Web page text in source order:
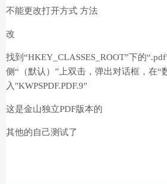
不能更改打开方式 方法
改
找到“HKEY_CLASSES_ROOT”下的
侧“（默认）”上双击，弹出对话框，在“
入 "KWPSPDF.PDF.9"
这是金山独立PDF版本的
其他的自己测试了